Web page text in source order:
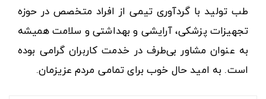
طب تولید با گردآوری تیمی از افراد متخصص در حوزه
تجهیزات پزشکی، آرایشی و بهداشتی و سلامت همیشه
به عنوان مشاور بی‌طرف در خدمت کاربران گرامی بوده
است. به امید حال خوب برای تمامی مردم عزیزمان.